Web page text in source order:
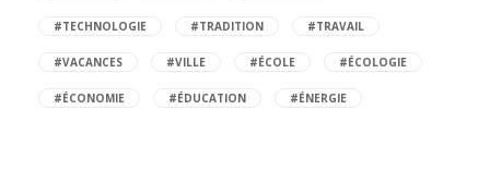
#TECHNOLOGIE #TRADITION #TRAVAIL
#VACANCES #VILLE #ÉCOLE #ÉCOLOGIE
#ÉCONOMIE #ÉDUCATION #ÉNERGIE